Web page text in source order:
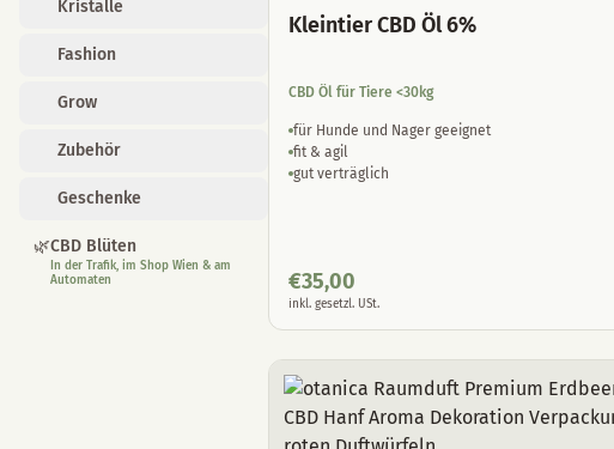
Kristalle
Fashion
Grow
Zubehör
Geschenke
🌿CBD Blüten
In der Trafik, im Shop Wien & am
Automaten
Kleintier CBD Öl 6%
CBD Öl für Tiere <30kg
für Hunde und Nager geeignet
fit & agil
gut verträglich
€35,00
inkl. gesetzl. USt.